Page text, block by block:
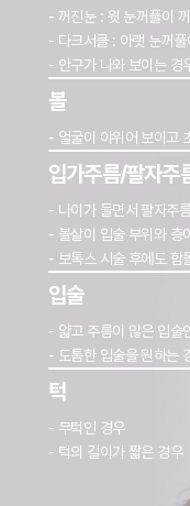
- 꺼진눈 : 윗 눈꺼풀이
- 다크서클 : 아랫 눈꺼
- 안구가 나와 보이는 경
볼
- 얼굴이 야위어 보이고
입가주름/팔자주
- 나이가 들면서 팔자주
- 볼살이 입술 부위와 층
- 보톡스 시술 후에도 함
입술
- 얇고 주름이 많은 입술
- 도톰한 입술을 원하는
턱
- 무턱인 경우
- 턱의 길이가 짧은 경우